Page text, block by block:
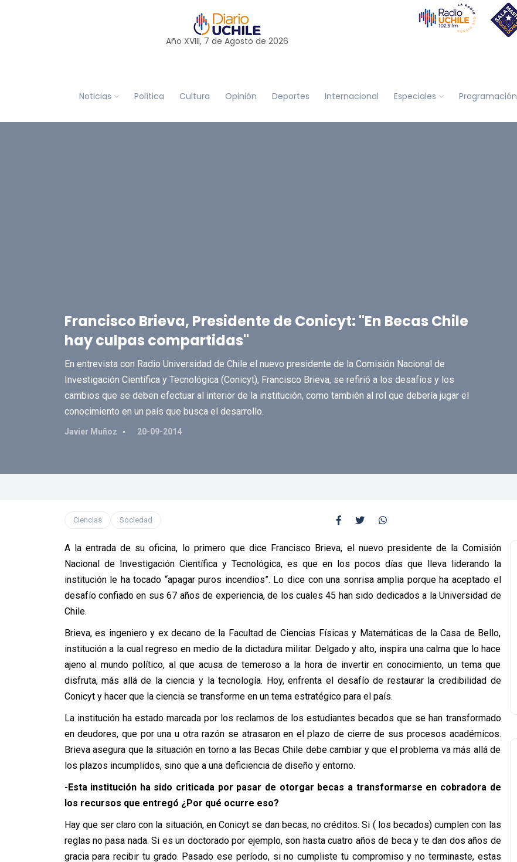
Año XVIII, 7 de Agosto de 2026
Noticias Política Cultura Opinión Deportes Internacional Especiales Programación
Francisco Brieva, Presidente de Conicyt: "En Becas Chile
hay culpas compartidas"
En entrevista con Radio Universidad de Chile el nuevo presidente de la Comisión Nacional de
Investigación Científica y Tecnológica (Conicyt), Francisco Brieva, se refirió a los desafíos y los
cambios que se deben efectuar al interior de la institución, como también al rol que debería jugar el
conocimiento en un país que busca el desarrollo.
Javier Muñoz 20-09-2014
Ciencias Sociedad
A la entrada de su oficina, lo primero que dice Francisco Brieva, el nuevo presidente de la Comisión
Nacional de Investigación Científica y Tecnológica, es que en los pocos días que lleva liderando la
institución le ha tocado “apagar puros incendios”. Lo dice con una sonrisa amplia porque ha aceptado el
desafío confiado en sus 67 años de experiencia, de los cuales 45 han sido dedicados a la Universidad de
Chile.
Brieva, es ingeniero y ex decano de la Facultad de Ciencias Físicas y Matemáticas de la Casa de Bello,
institución a la cual regreso en medio de la dictadura militar. Delgado y alto, inspira una calma que lo hace
ajeno al mundo político, al que acusa de temeroso a la hora de invertir en conocimiento, un tema que
disfruta, más allá de la ciencia y la tecnología. Hoy, enfrenta el desafío de restaurar la credibilidad de
Conicyt y hacer que la ciencia se transforme en un tema estratégico para el país.
La institución ha estado marcada por los reclamos de los estudiantes becados que se han transformado
en deudores, que por una u otra razón se atrasaron en el plazo de cierre de sus procesos académicos.
Brieva asegura que la situación en torno a las Becas Chile debe cambiar y que el problema va más allá de
los plazos incumplidos, sino que a una deficiencia de diseño y entorno.
-Esta institución ha sido criticada por pasar de otorgar becas a transformarse en cobradora de
los recursos que entregó ¿Por qué ocurre eso?
Hay que ser claro con la situación, en Conicyt se dan becas, no créditos. Si ( los becados) cumplen con las
reglas no pasa nada. Si es un doctorado por ejemplo, son hasta cuatro años de beca y te dan dos años de
gracia para recibir tu grado. Pasado ese período, si no cumpliste tu compromiso y no terminaste, estas